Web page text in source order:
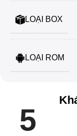
LOẠI BOX
LOẠI ROM
5